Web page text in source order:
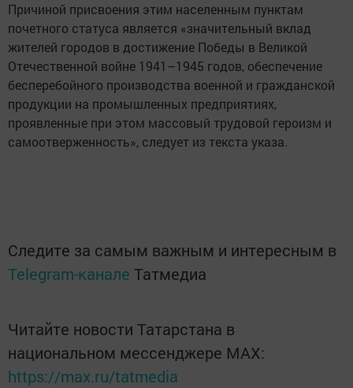
Причиной присвоения этим населенным пунктам
почетного статуса является «значительный вклад
жителей городов в достижение Победы в Великой
Отечественной войне 1941–1945 годов, обеспечение
бесперебойного производства военной и гражданской
продукции на промышленных предприятиях,
проявленные при этом массовый трудовой героизм и
самоотверженность», следует из текста указа.
Следите за самым важным и интересным в
Telegram-канале Татмедиа
Читайте новости Татарстана в
национальном мессенджере MАХ:
https://max.ru/tatmedia